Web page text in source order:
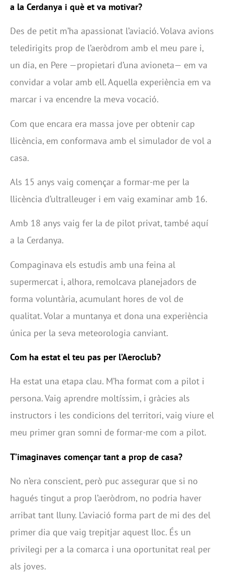
a la Cerdanya i què et va motivar?
Des de petit m’ha apassionat l’aviació. Volava avions
teledirigits prop de l’aeròdrom amb el meu pare i,
un dia, en Pere —propietari d’una avioneta— em va
convidar a volar amb ell. Aquella experiència em va
marcar i va encendre la meva vocació.
Com que encara era massa jove per obtenir cap
llicència, em conformava amb el simulador de vol a
casa.
Als 15 anys vaig començar a formar-me per la
llicència d’ultralleuger i em vaig examinar amb 16.
Amb 18 anys vaig fer la de pilot privat, també aquí
a la Cerdanya.
Compaginava els estudis amb una feina al
supermercat i, alhora, remolcava planejadors de
forma voluntària, acumulant hores de vol de
qualitat. Volar a muntanya et dona una experiència
única per la seva meteorologia canviant.
Com ha estat el teu pas per l’Aeroclub?
Ha estat una etapa clau. M’ha format com a pilot i
persona. Vaig aprendre moltíssim, i gràcies als
instructors i les condicions del territori, vaig viure el
meu primer gran somni de formar-me com a pilot.
T’imaginaves començar tant a prop de casa?
No n’era conscient, però puc assegurar que si no
hagués tingut a prop l’aeròdrom, no podria haver
arribat tant lluny. L’aviació forma part de mi des del
primer dia que vaig trepitjar aquest lloc. És un
privilegi per a la comarca i una oportunitat real per
als joves.